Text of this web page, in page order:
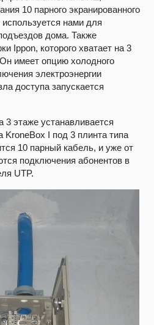
10 парного экранированного
нами для
дома. Также
Ippon, которого хватает на 3
имеет опцию холодного
электроэнергии
доступа запускается
этаже устанавливается
KroneBox I под 3 плинта типа
10 парный кабель, и уже от
подключения абонентов в
UTP.